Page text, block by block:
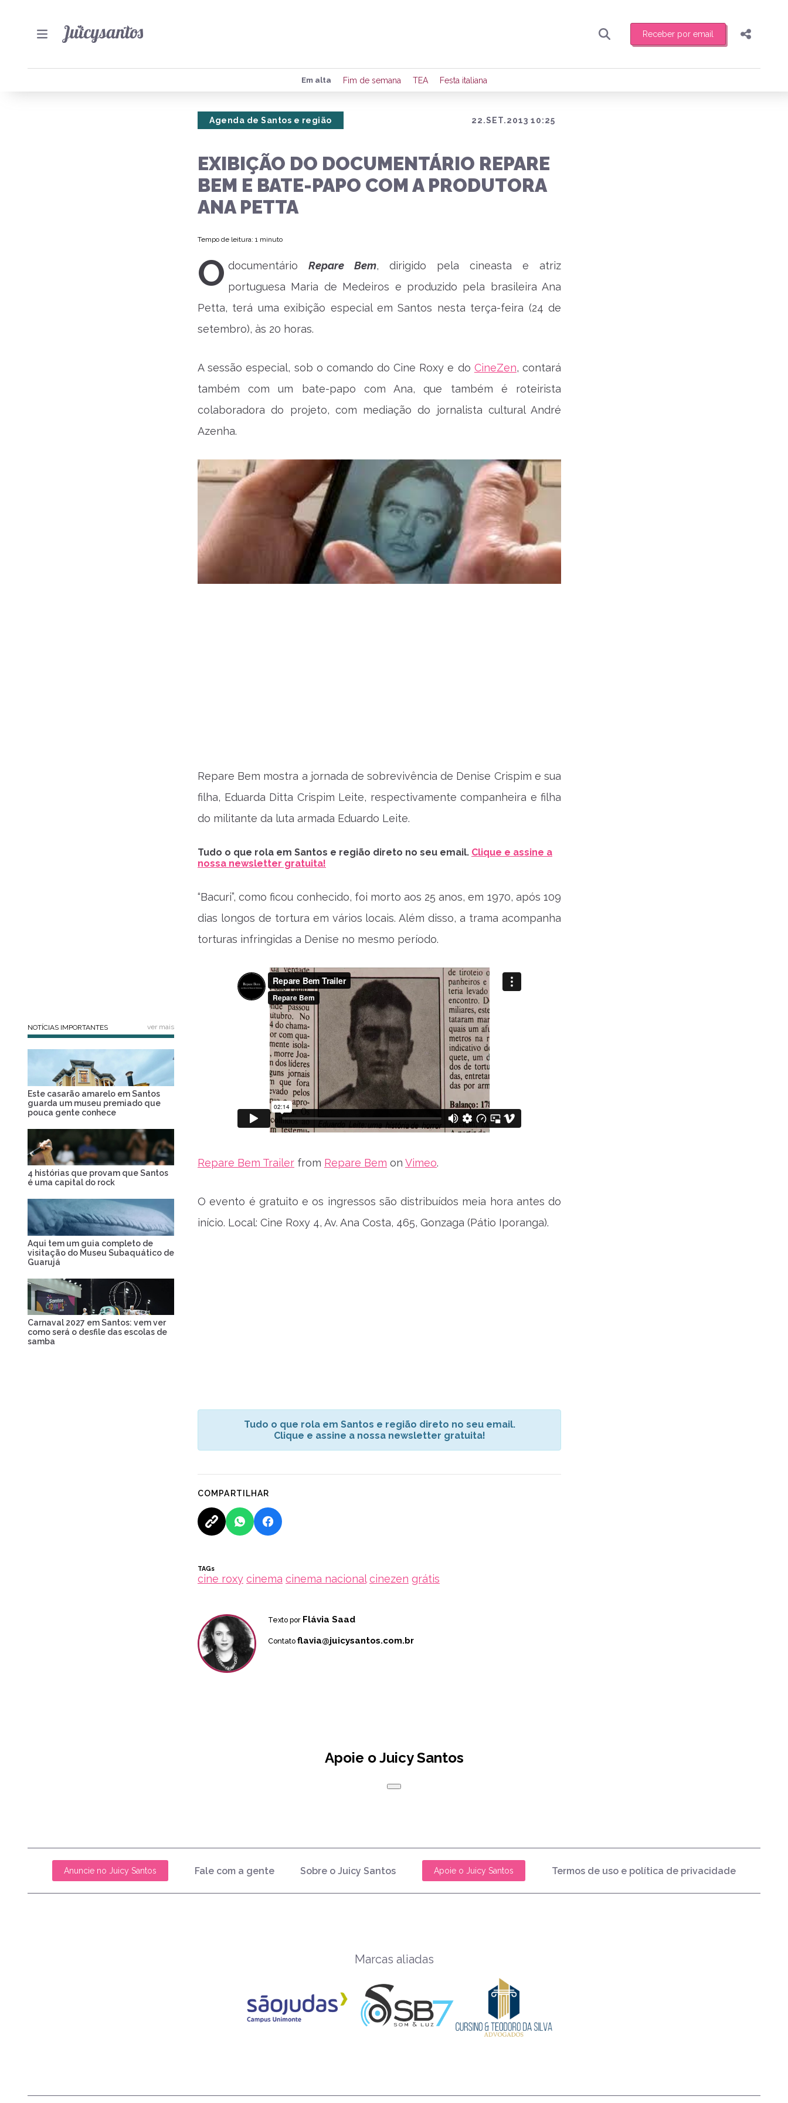
Receber por email
Preencha seus dados para receber toda sexta-feira de manhã o resumo
de eventos e notícias da região.
Compartilhar
Em alta Fim de semana TEA Festa italiana
22.SET.2013 10:25
Agenda de Santos e região
EXIBIÇÃO DO DOCUMENTÁRIO REPARE
BEM E BATE-PAPO COM A PRODUTORA
ANA PETTA
Tempo de leitura: 1 minuto
O documentário Repare Bem, dirigido pela cineasta e atriz
portuguesa Maria de Medeiros e produzido pela brasileira Ana
Petta, terá uma exibição especial em Santos nesta terça-feira (24 de
setembro), às 20 horas.
A sessão especial, sob o comando do Cine Roxy e do CineZen, contará
também com um bate-papo com Ana, que também é roteirista
colaboradora do projeto, com mediação do jornalista cultural André
Azenha.
Repare Bem mostra a jornada de sobrevivência de Denise Crispim e sua
filha, Eduarda Ditta Crispim Leite, respectivamente companheira e filha
do militante da luta armada Eduardo Leite.
Tudo o que rola em Santos e região direto no seu email. Clique e assine a
nossa newsletter gratuita!
“Bacuri”, como ficou conhecido, foi morto aos 25 anos, em 1970, após 109
dias longos de tortura em vários locais. Além disso, a trama acompanha
torturas infringidas a Denise no mesmo período.
Repare Bem Trailer from Repare Bem on Vimeo.
O evento é gratuito e os ingressos são distribuídos meia hora antes do
início. Local: Cine Roxy 4, Av. Ana Costa, 465, Gonzaga (Pátio Iporanga).
Tudo o que rola em Santos e região direto no seu email.
Clique e assine a nossa newsletter gratuita!
COMPARTILHAR
TAGs
cine roxy cinema cinema nacional cinezen grátis
Texto por Flávia Saad
Contato flavia@juicysantos.com.br
NOTÍCIAS IMPORTANTES ver mais
Este casarão amarelo em Santos
guarda um museu premiado que
pouca gente conhece
4 histórias que provam que Santos
é uma capital do rock
Aqui tem um guia completo de
visitação do Museu Subaquático de
Guarujá
Carnaval 2027 em Santos: vem ver
como será o desfile das escolas de
samba
Apoie o Juicy Santos
Anuncie no Juicy Santos Fale com a gente Sobre o Juicy Santos Apoie o Juicy Santos Termos de uso e política de privacidade
Marcas aliadas